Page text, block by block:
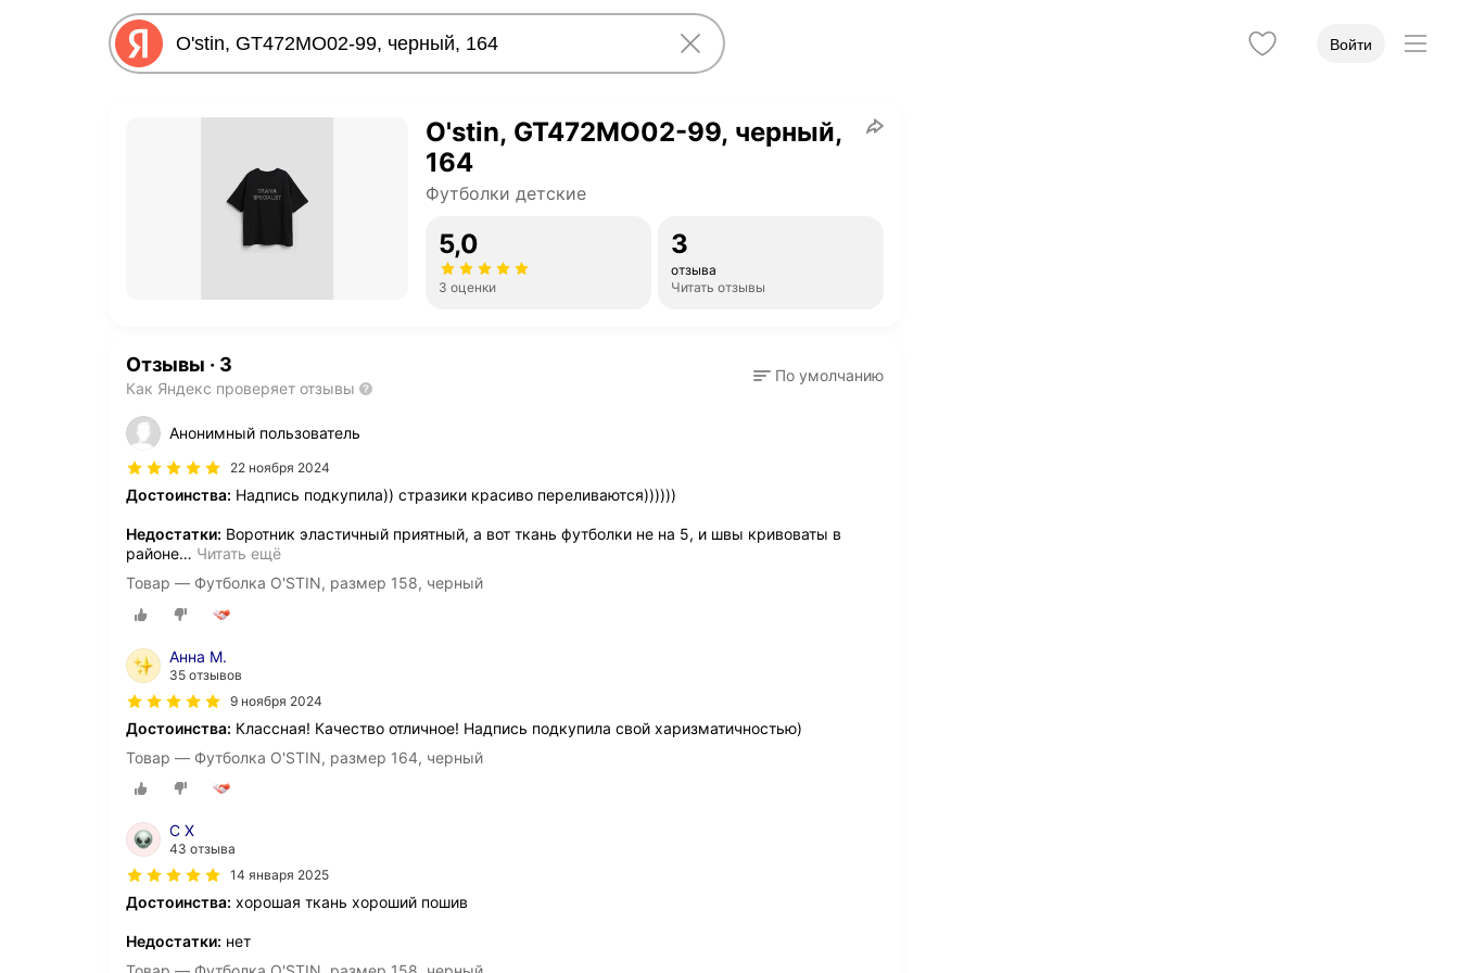
Войти
O'stin, GT472MO02-99, черный,
164
Футболки детские
5,0
3 оценки
3
отзыва
Читать отзывы
Отзывы · 3
Как Яндекс проверяет отзывы
По умолчанию
Анонимный пользователь
22 ноября 2024
Достоинства: Надпись подкупила)) стразики красиво переливаются))))))
Недостатки: Воротник эластичный приятный, а вот ткань футболки не на 5, и швы кривоваты в
районе… Читать ещё
Товар — Футболка O'STIN, размер 158, черный
Анна М.
35 отзывов
9 ноября 2024
Достоинства: Классная! Качество отличное! Надпись подкупила свой харизматичностью)
Товар — Футболка O'STIN, размер 164, черный
С Х
43 отзыва
14 января 2025
Достоинства: хорошая ткань хороший пошив
Недостатки: нет